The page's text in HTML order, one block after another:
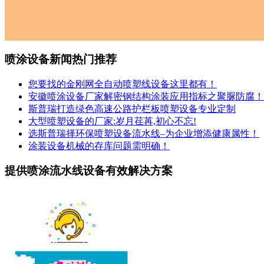
喷涂设备新闻热门推荐
您要找的金刚网全自动喷塑线设备这里都有！
安徽喷涂设备厂家解密钢结构涂装应用指标之聚脲防腐！
斯普瑞打造绿色高速公路护栏板喷塑设备专业定制
大型喷塑设备的厂家:岁月荏苒,初心不忘!
选斯普瑞择环保喷塑设备流水线–为企业增添健康属性！
涂装设备机械的存库问题需明确！
提供喷涂流水线设备有效解决方案